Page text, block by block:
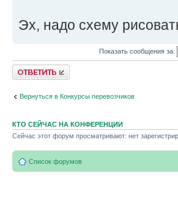
Эх, надо схему
Показать сообщения за:
Ответить
Вернуться в Конкурсы перевозчиков
КТО СЕЙЧАС НА КОНФЕРЕНЦИИ
Сейчас этот форум просматривают: нет
Список форумов